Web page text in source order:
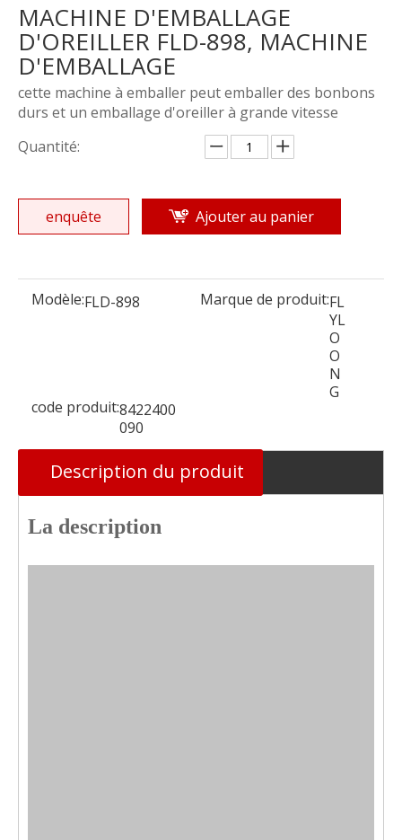
MACHINE D'EMBALLAGE
D'OREILLER FLD-898, MACHINE
D'EMBALLAGE
cette machine à emballer peut emballer des bonbons
durs et un emballage d'oreiller à grande vitesse
Quantité:
enquête Ajouter au panier
Modèle:FLD-898 Marque de produit:FL
YL
O
O
N
G
code produit:8422400
090
Description du produit
La description